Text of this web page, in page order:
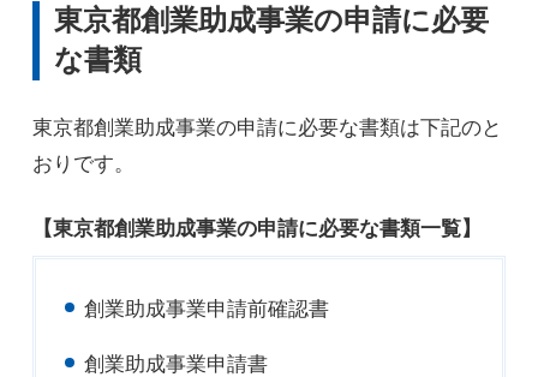
東京都創業助成事業の申請に必要
な書類
東京都創業助成事業の申請に必要な書類は下記のと
おりです。
【東京都創業助成事業の申請に必要な書類一覧】
創業助成事業申請前確認書
創業助成事業申請書